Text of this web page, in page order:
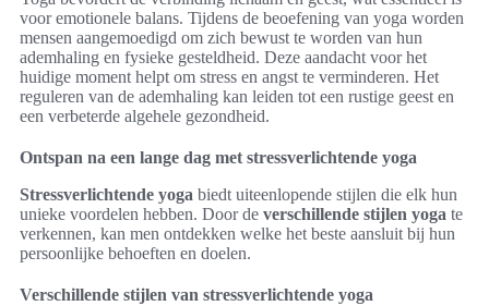
voor emotionele balans. Tijdens de beoefening van yoga worden
mensen aangemoedigd om zich bewust te worden van hun
ademhaling en fysieke gesteldheid. Deze aandacht voor het
huidige moment helpt om stress en angst te verminderen. Het
reguleren van de ademhaling kan leiden tot een rustige geest en
een verbeterde algehele gezondheid.
Ontspan na een lange dag met stressverlichtende yoga
Stressverlichtende yoga biedt uiteenlopende stijlen die elk hun
unieke voordelen hebben. Door de verschillende stijlen yoga te
verkennen, kan men ontdekken welke het beste aansluit bij hun
persoonlijke behoeften en doelen.
Verschillende stijlen van stressverlichtende yoga